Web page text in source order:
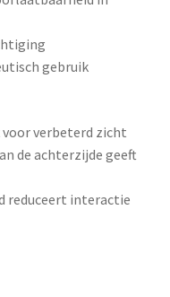
gebruik
voor verbeterd zicht
de achterzijde geeft
reduceert interactie